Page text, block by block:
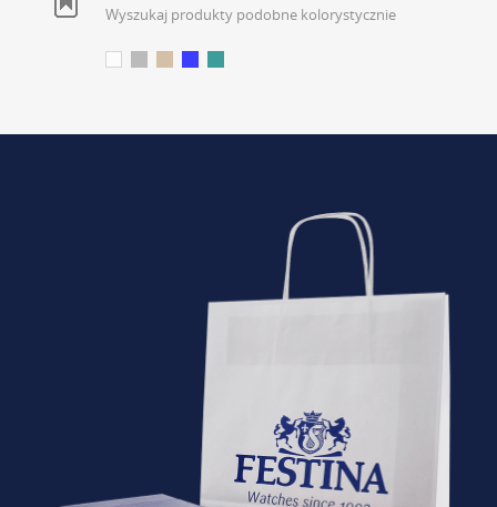
Wyszukaj produkty podobne kolorystycznie